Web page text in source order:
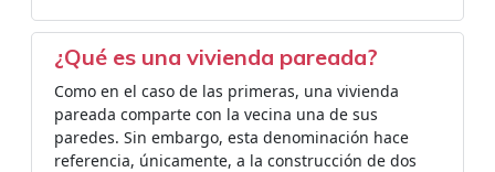
¿Qué es una vivienda pareada?
Como en el caso de las primeras, una vivienda
pareada comparte con la vecina una de sus
paredes. Sin embargo, esta denominación hace
referencia, únicamente, a la construcción de dos